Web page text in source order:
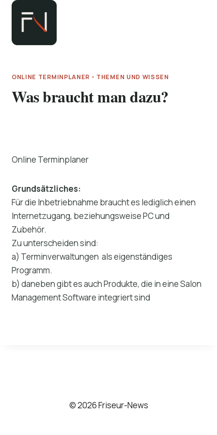
Zum
springen
ONLINE TERMINPLANER - THEMEN UND WISSEN
Was braucht man dazu?
Online Terminplaner
Grundsätzliches:
Für die Inbetriebnahme braucht es lediglich einen
Internetzugang, beziehungsweise PC und
Zubehör.
Zu unterscheiden sind:
a) Terminverwaltungen als eigenständiges
Programm.
b) daneben gibt es auch Produkte, die in eine Salon
Management Software integriert sind
© 2026 Friseur-News